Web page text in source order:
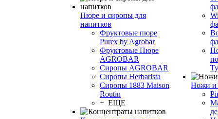
Пюре и сиропы для
напитков
Фруктовые пюре
Purex by Agrobar
Фруктовые Пюре
AGROBAR
Сиропы AGROBAR
Сиропы Herbarista
Сиропы 1883 Maison
Routin
+ ЕЩЕ
Ножи и